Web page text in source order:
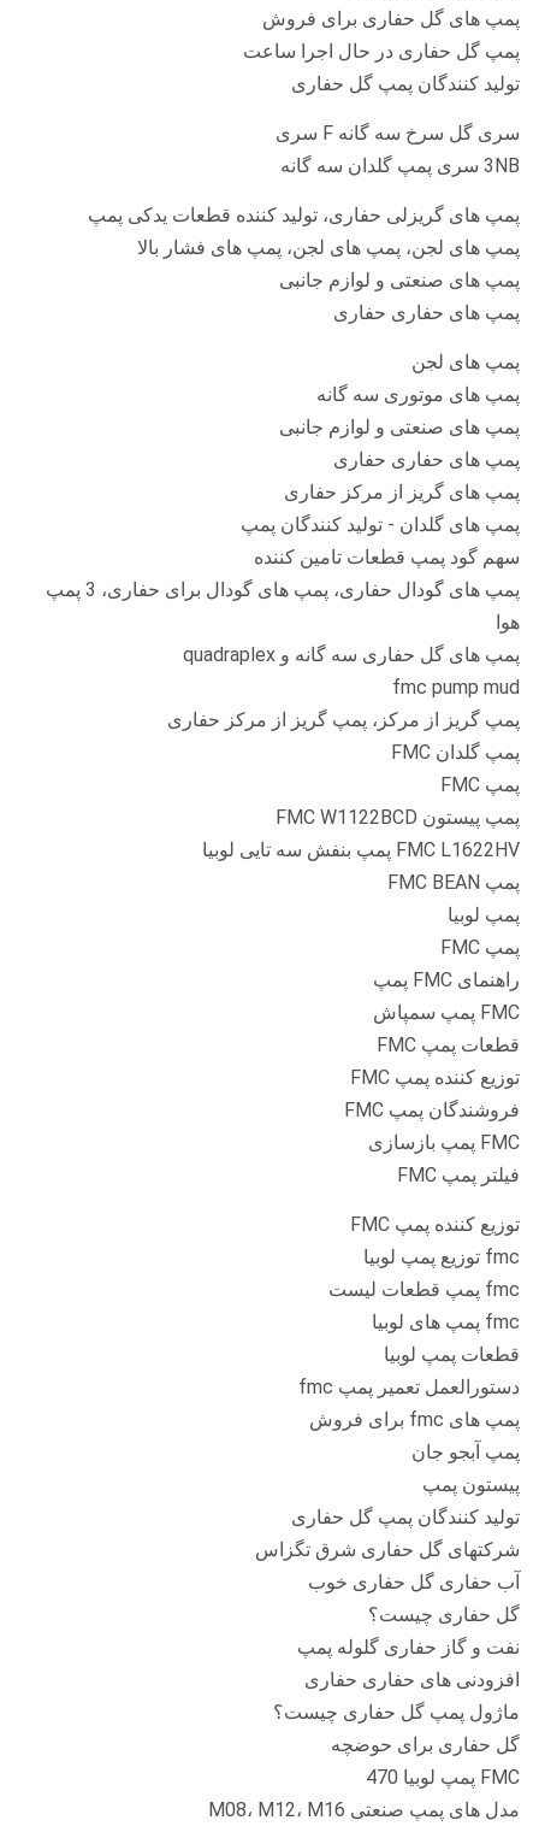
پمپ های گل حفاری برای فروش
پمپ گل حفاری در حال اجرا ساعت
تولید کنندگان پمپ گل حفاری
سری گل سرخ سه گانه F سری
3NB سری پمپ گلدان سه گانه
پمپ های گریزلی حفاری، تولید کننده قطعات یدکی پمپ
پمپ های لجن، پمپ های لجن، پمپ های فشار بالا
پمپ های صنعتی و لوازم جانبی
پمپ های حفاری حفاری
پمپ های لجن
پمپ های موتوری سه گانه
پمپ های صنعتی و لوازم جانبی
پمپ های حفاری حفاری
پمپ های گریز از مرکز حفاری
پمپ های گلدان - تولید کنندگان پمپ
سهم گود پمپ قطعات تامین کننده
پمپ های گودال حفاری، پمپ های گودال برای حفاری، 3 پمپ
هوا
پمپ های گل حفاری سه گانه و quadraplex
fmc pump mud
پمپ گریز از مرکز، پمپ گریز از مرکز حفاری
پمپ گلدان FMC
پمپ FMC
پمپ پیستون FMC W1122BCD
FMC L1622HV پمپ بنفش سه تایی لوبیا
پمپ FMC BEAN
پمپ لوبیا
پمپ FMC
راهنمای FMC پمپ
FMC پمپ سمپاش
قطعات پمپ FMC
توزیع کننده پمپ FMC
فروشندگان پمپ FMC
FMC پمپ بازسازی
فیلتر پمپ FMC
توزیع کننده پمپ FMC
fmc توزیع پمپ لوبیا
fmc پمپ قطعات لیست
fmc پمپ های لوبیا
قطعات پمپ لوبیا
دستورالعمل تعمیر پمپ fmc
پمپ های fmc برای فروش
پمپ آبجو جان
پیستون پمپ
تولید کنندگان پمپ گل حفاری
شرکتهای گل حفاری شرق تگزاس
آب حفاری گل حفاری خوب
گل حفاری چیست؟
نفت و گاز حفاری گلوله پمپ
افزودنی های حفاری حفاری
ماژول پمپ گل حفاری چیست؟
گل حفاری برای حوضچه
FMC پمپ لوبیا 470
مدل های پمپ صنعتی M08، M12، M16